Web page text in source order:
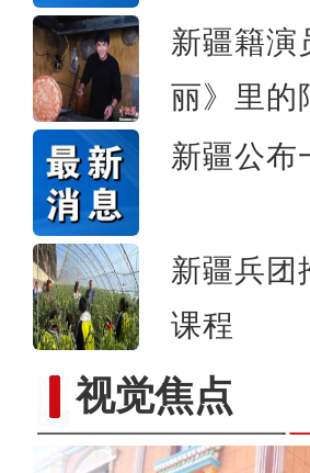
新疆籍演
丽》里的
新疆公布
新疆兵团
课程
视觉焦点实拍新疆南